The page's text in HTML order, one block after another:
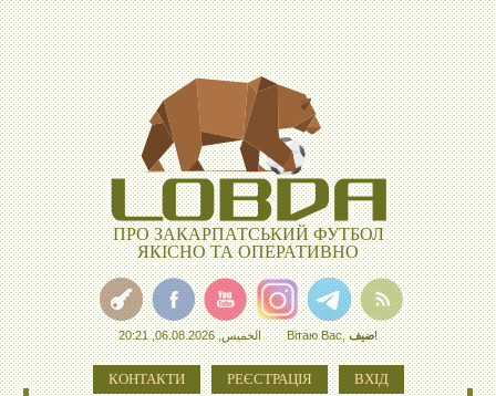
ПРО ЗАКАРПАТСЬКИЙ ФУТБОЛ
ЯКІСНО ТА ОПЕРАТИВНО
الخميس, 06.08.2026, 20:21 Вітаю Вас,ضيف!
КОНТАКТИ РЕЄСТРАЦІЯ ВХІД